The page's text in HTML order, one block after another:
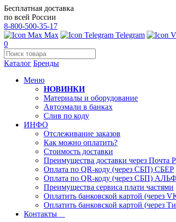
Бесплатная доставка
по всей России
8-800-500-35-17
Max
Telegram
0
Каталог Бренды
Меню
НОВИНКИ
Материалы и оборудование
Автоэмали в банках
Слив по коду
ИНФО
Отслеживание заказов
Как можно оплатить?
Стоимость доставки
Преимущества доставки через Почта
Оплата по QR-коду (через СБП) СБЕР
Оплата по QR-коду (через СБП)
Преимущества сервиса плати частями
Оплатить банковской картой (через
Оплатить банковской картой (через
Контакты